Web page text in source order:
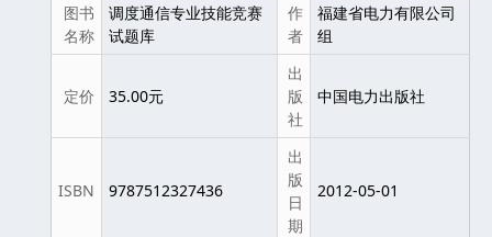
图书
名称
调度通信专业技能竞赛
试题库
作
者
福建省电力有限公司
组
定价 35.00元
出
版
社
中国电力出版社
ISBN 9787512327436
出
版
日
期
2012-05-01